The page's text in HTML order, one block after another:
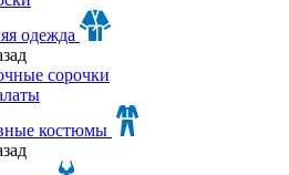
одежда
сорочки
костюмы